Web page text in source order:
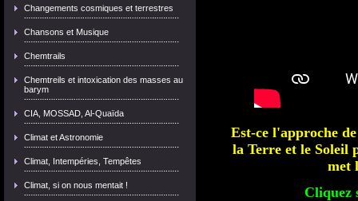
Changements cosmiques et terrestres
Chansons et Musique
Chemtrails
Chemtreils et intoxication des masses au
barym
CIA, MOSSAD, Al-Quaïda
Climat et Astronomie
Climat, Intempéries, Tempêtes
Climat, si on nous mentait !
Est-ce l'approche
la Terre et le Soleil
met
Cliquez